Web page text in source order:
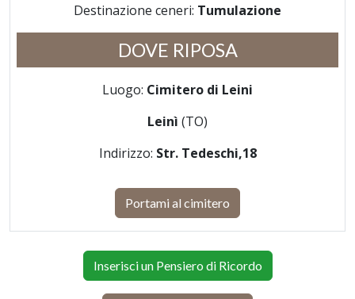
Destinazione ceneri: Tumulazione
DOVE RIPOSA
Luogo: Cimitero di Leini
Leinì (TO)
Indirizzo: Str. Tedeschi,18
Portami al cimitero
Inserisci un Pensiero di Ricordo